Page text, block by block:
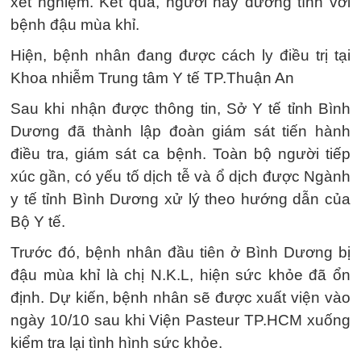
bệnh đậu mùa khỉ.
Hiện, bệnh nhân đang được cách ly điều trị tại
Khoa nhiễm Trung tâm Y tế TP.Thuận An
Sau khi nhận được thông tin, Sở Y tế tỉnh Bình
Dương đã thành lập đoàn giám sát tiến hành
điều tra, giám sát ca bệnh. Toàn bộ người tiếp
xúc gần, có yếu tố dịch tễ và ổ dịch được Ngành
y tế tỉnh Bình Dương xử lý theo hướng dẫn của
Bộ Y tế.
Trước đó, bệnh nhân đầu tiên ở Bình Dương bị
đậu mùa khỉ là chị N.K.L, hiện sức khỏe đã ổn
định. Dự kiến, bệnh nhân sẽ được xuất viện vào
ngày 10/10 sau khi Viện Pasteur TP.HCM xuống
kiểm tra lại tình hình sức khỏe.